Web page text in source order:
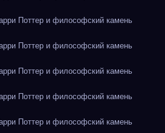
Поттер и философский камень
Поттер и философский камень
Поттер и философский камень
Поттер и философский камень
Поттер и философский камень